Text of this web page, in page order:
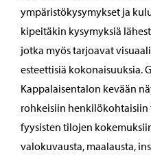
ympäristökysymykset ja
kipeitäkin kysymyksiä
jotka myös tarjoavat
esteettisiä kokonaisuuksia.
Kappalaisentalon kevään
rohkeisiin henkilökohtaisiin
fyysisten tilojen
valokuvausta, maalausta,